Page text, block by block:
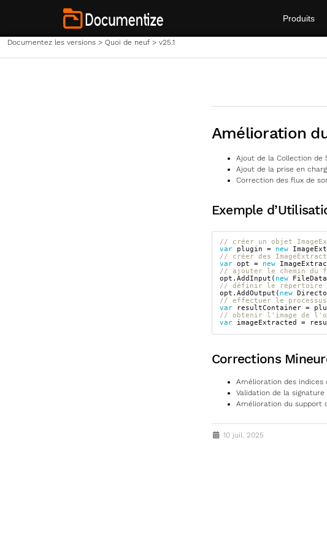
Produits
Documentez les versions> Quoi de neuf> v25.1
Amélioration
Ajout de la Collection de
Ajout de la prise en
Correction des flux de
Exemple
// créer un objet
var
plugin = new
// créer des
var opt = new
// ajouter le chemin du
opt . AddInput ( new
// définir le répertoire
opt . AddOutput ( new
// effectuer le
var
resultContainer =
// obtenir l'image de
var
imageExtracted =
Corrections
Amélioration des indices
Validation de la signature
Amélioration du support
10 juil. 2025